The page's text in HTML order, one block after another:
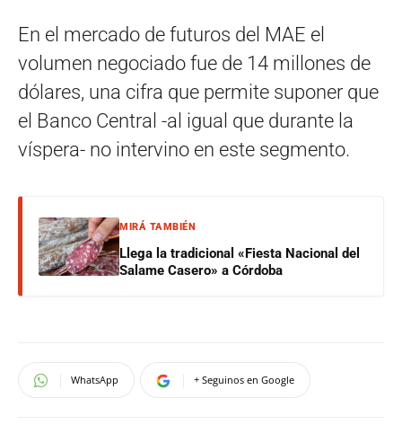
En el mercado de futuros del MAE el
volumen negociado fue de 14 millones de
dólares, una cifra que permite suponer que
el Banco Central -al igual que durante la
víspera- no intervino en este segmento.
MIRÁ TAMBIÉN
Llega la tradicional «Fiesta Nacional del
Salame Casero» a Córdoba
WhatsApp + Seguinos en Google